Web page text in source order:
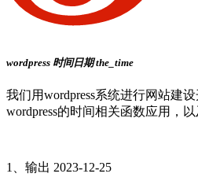
wordpress 时间日期 the_time
我们用wordpress系统进行网站建
wordpress的时间相关函数应用，
1、输出 2023-12-25